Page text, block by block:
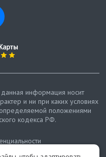
информация носит
и ни при каких условиях
положениями
кодекса РФ.